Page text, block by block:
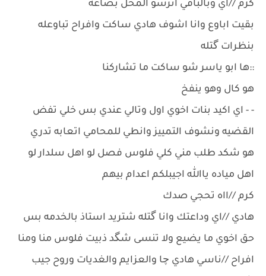
كرم //اي وبالباقي اترسو المحل بضاعه
بقيت اباوع وانا اشوف هادي ساكت وافراح تباوعله
بنظرات گتله
::ها ابو ياسر شو ساكت ما تشاركنا
هو كال وهو ينفخ
- - اي اكيد بنات اخوي اول وتالي عندي بس خلي تفض
القضيه ونشوف التمييز وانطي للمحامي اتعابه تدري
هو شكد طلب مني كلي فلوس فصل لو اهل سلدار لو
اهل مياده ياالله اجيبلكم اعدام بيهم
كرم //ااه تحجي صدك
هادي //اي وداعتك وانا گتله شتريد استاذ بالخدمه بس
حق اخوي ما يضيع ولا تنسى شگد ذبيت فلوس منا ومنا
افراح //ناسي هادي چا والعزايم والغديات وروح جيب